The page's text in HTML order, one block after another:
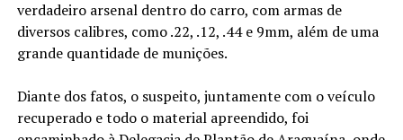
verdadeiro arsenal dentro do carro, com armas de
diversos calibres, como .22, .12, .44 e 9mm, além de uma
grande quantidade de munições.
Diante dos fatos, o suspeito, juntamente com o veículo
recuperado e todo o material apreendido, foi